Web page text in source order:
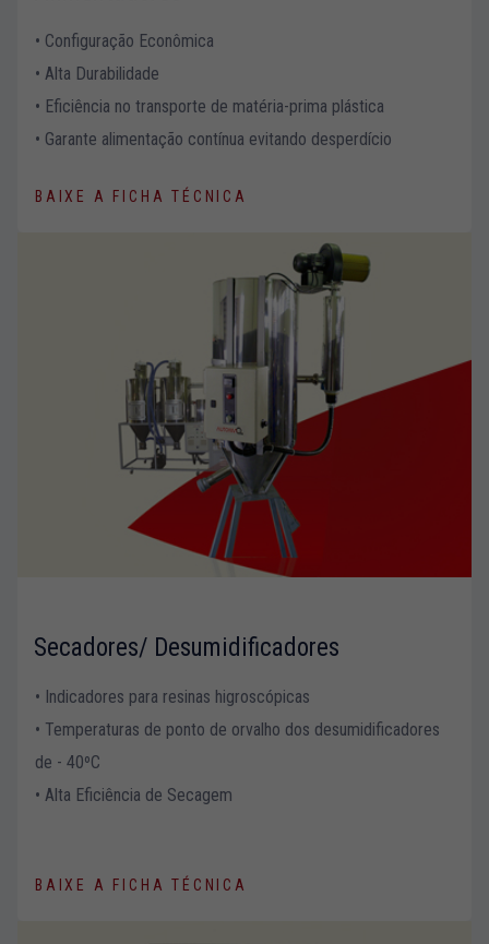
• Configuração Econômica
• Alta Durabilidade
• Eficiência no transporte de matéria-prima plástica
• Garante alimentação contínua evitando desperdício
BAIXE A FICHA TÉCNICA
Secadores/ Desumidificadores
• Indicadores para resinas higroscópicas
• Temperaturas de ponto de orvalho dos desumidificadores
de - 40ºC
• Alta Eficiência de Secagem
BAIXE A FICHA TÉCNICA